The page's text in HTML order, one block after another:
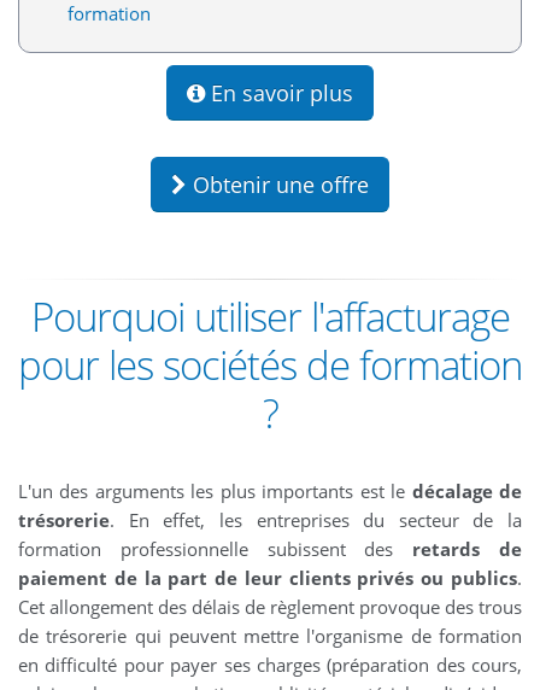
formation
En savoir plus
Obtenir une offre
Pourquoi utiliser l'affacturage
pour les sociétés de formation
?
L'un des arguments les plus importants est le décalage de
trésorerie. En effet, les entreprises du secteur de la
formation professionnelle subissent des retards de
paiement de la part de leur clients privés ou publics.
Cet allongement des délais de règlement provoque des trous
de trésorerie qui peuvent mettre l'organisme de formation
en difficulté pour payer ses charges (préparation des cours,